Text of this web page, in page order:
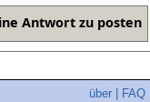
über FAQ